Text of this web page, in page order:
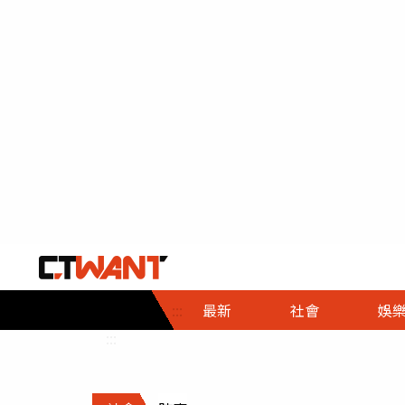
::: 最新 社會
社會首頁
時事
調查
娛樂
娛樂首頁
即時
財經首頁
熱線
政